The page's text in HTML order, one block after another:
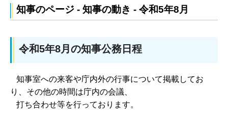
知事のページ - 知事の動き - 令和5年8月
令和5年8月の知事公務日程
知事室への来客や庁内外の行事について掲載してお
り、その他の時間は庁内の会議、
打ち合わせ等を行っております。